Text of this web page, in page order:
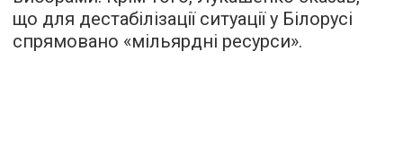
що для дестабілізації ситуації у Білорусі
спрямовано «мільярдні ресурси».